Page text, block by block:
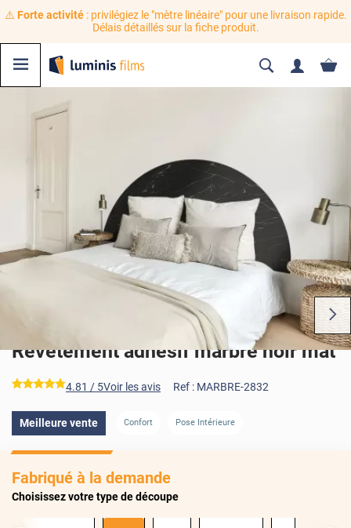
⚠️ Forte activité: privilégiez le "mètre linéaire" pour une livraison rapide.
Délais détaillés sur la fiche produit.
Revêtement adhésif marbre noir mat
*****
4.81 / 5Voir les avis Ref : MARBRE-2832
Meilleure vente Confort Pose Intérieure
Fabriqué à la demande
Choisissez votre type de découpe